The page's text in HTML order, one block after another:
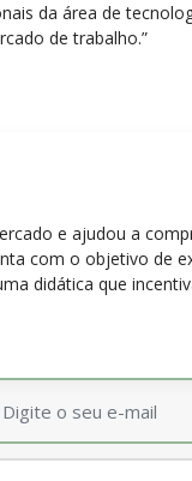
da área de
de trabalho.”
e ajudou a
com o objetivo de
didática que